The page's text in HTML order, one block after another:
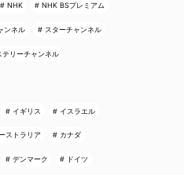
NHK NHK BSプレミアム
ンネル スターチャンネル
テリーチャンネル
イギリス イスラエル
ストラリア カナダ
デンマーク ドイツ